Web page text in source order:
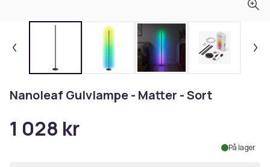
Nanoleaf Gulvlampe - Matter - Sort
1 028 kr
På lager